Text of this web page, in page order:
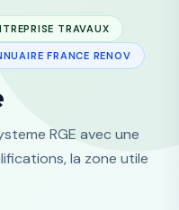
TRAVAUX
FRANCE RENOV
RGE avec une
la zone utile